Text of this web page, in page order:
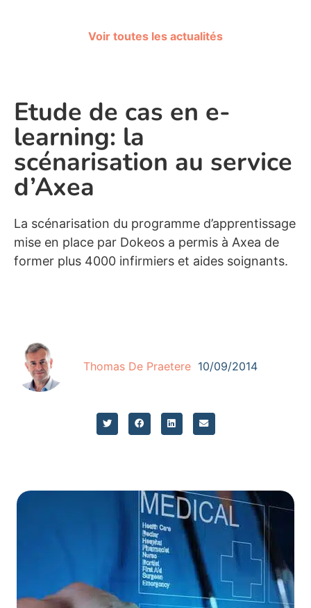
Voir toutes les actualités
Etude de cas en e-
learning: la
scénarisation au service
d’Axea
La scénarisation du programme d’apprentissage
mise en place par Dokeos a permis à Axea de
former plus 4000 infirmiers et aides soignants.
Thomas De Praetere 10/09/2014